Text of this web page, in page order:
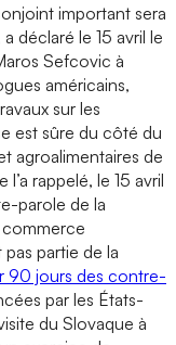
important sera
déclaré le 15 avril le
Sefcovic à
américains,
sur les
est sûre du côté du
agroalimentaires de
rappelé, le 15 avril
parole de la
partie de la
90 jours des contre-
par les États-
du Slovaque à